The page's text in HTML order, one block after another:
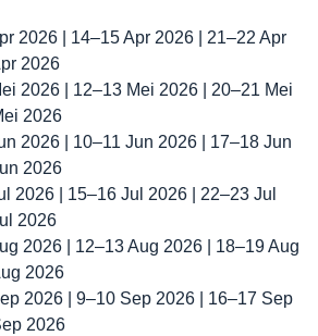
2026 | 14–15 Apr 2026 | 21–22 Apr
2026
2026 | 12–13 Mei 2026 | 20–21 Mei
2026
2026 | 10–11 Jun 2026 | 17–18 Jun
2026
2026 | 15–16 Jul 2026 | 22–23 Jul
2026
2026 | 12–13 Aug 2026 | 18–19 Aug
2026
2026 | 9–10 Sep 2026 | 16–17 Sep
2026